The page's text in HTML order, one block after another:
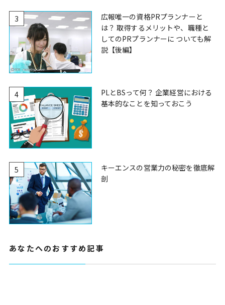
3
広報唯一の資格PRプランナーと
は？ 取得するメリットや、職種と
してのPRプランナーに ついても解
説【後編】
4
PLとBSって何？ 企業経営における
基本的なことを知っておこう
5
キーエンスの営業力の秘密を徹底解
剖
あなたへのおすすめ記事